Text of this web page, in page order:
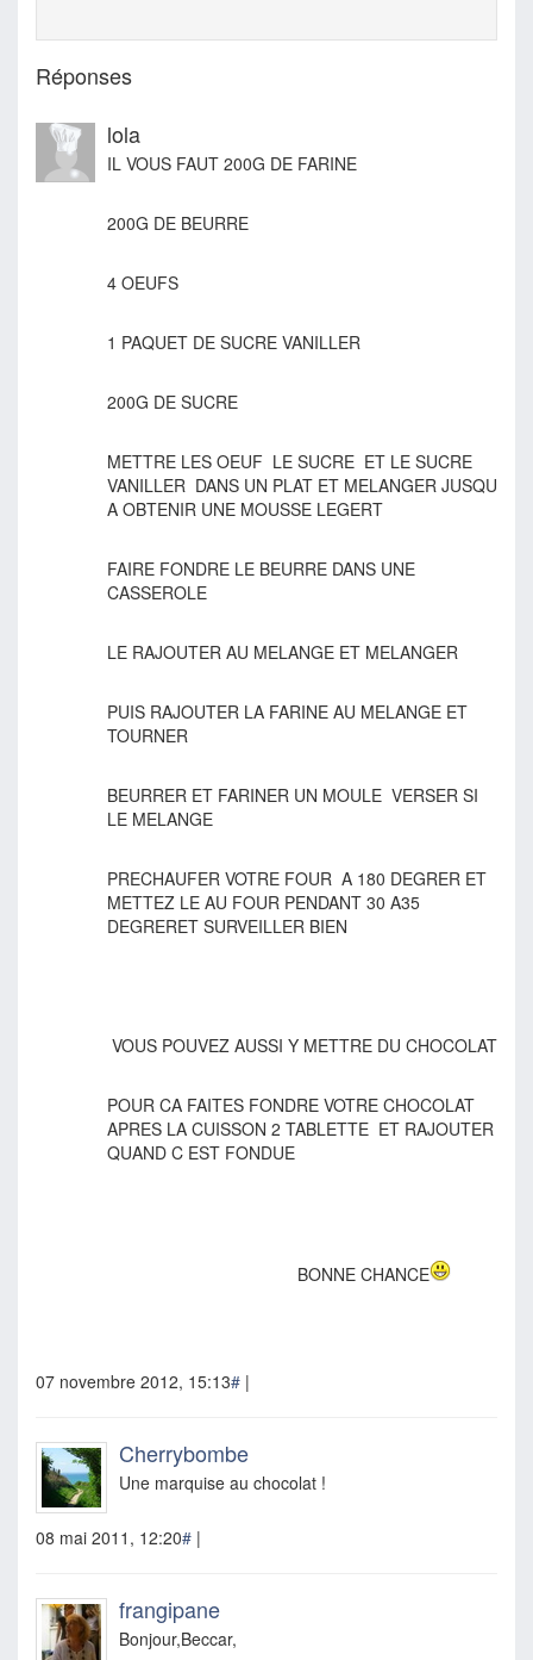
Réponses
lola
IL VOUS FAUT 200G DE FARINE
200G DE BEURRE
4 OEUFS
1 PAQUET DE SUCRE VANILLER
200G DE SUCRE
METTRE LES OEUF LE SUCRE ET LE SUCRE
VANILLER DANS UN PLAT ET MELANGER JUSQU
A OBTENIR UNE MOUSSE LEGERT
FAIRE FONDRE LE BEURRE DANS UNE
CASSEROLE
LE RAJOUTER AU MELANGE ET MELANGER
PUIS RAJOUTER LA FARINE AU MELANGE ET
TOURNER
BEURRER ET FARINER UN MOULE VERSER SI
LE MELANGE
PRECHAUFER VOTRE FOUR A 180 DEGRER ET
METTEZ LE AU FOUR PENDANT 30 A35
DEGRERET SURVEILLER BIEN
VOUS POUVEZ AUSSI Y METTRE DU CHOCOLAT
POUR CA FAITES FONDRE VOTRE CHOCOLAT
APRES LA CUISSON 2 TABLETTE ET RAJOUTER
QUAND C EST FONDUE
BONNE CHANCE
07 novembre 2012, 15:13# |
Cherrybombe
Une marquise au chocolat !
08 mai 2011, 12:20# |
frangipane
Bonjour,Beccar,